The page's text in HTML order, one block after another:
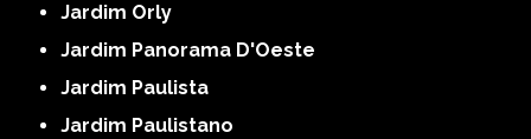
Jardim Orly
Jardim Panorama D'Oeste
Jardim Paulista
Jardim Paulistano